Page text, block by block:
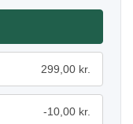
299,00 kr.
-10,00 kr.